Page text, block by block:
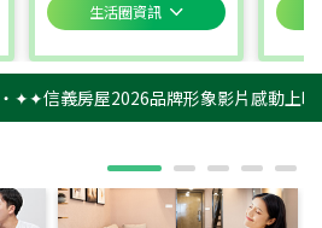
生活圈資訊
‧✦✦信義房屋2026品牌形象影片感動上